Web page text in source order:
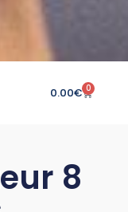
0.00€ 0
8